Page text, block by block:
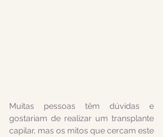
Muitas pessoas têm dúvidas e
gostariam de realizar um transplante
capilar, mas os mitos que cercam este